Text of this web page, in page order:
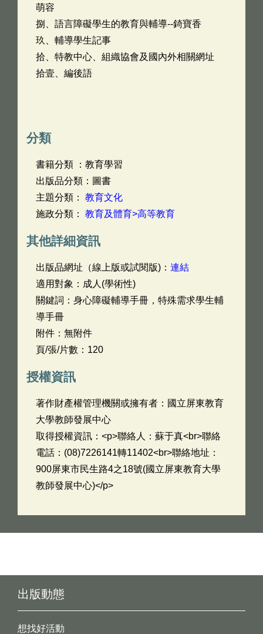
萌容
捌、語言障礙學生的教育與輔導--錡寶香
玖、輔導學生記事
拾、特教中心、組織協會及國內外相關網址
拾壹、編後語
分類
書籍分類 ：教育學習
出版品分類：圖書
主題分類： 教育文化
施政分類： 教育及體育>高等教育
其他詳細資訊
出版品網址（線上版或試閱版)： 連結
適用對象：成人(學術性)
關鍵詞：身心障礙輔導手冊，特殊需求學生輔
導手冊
附件：無附件
頁/張/片數：120
授權資訊
著作財產權管理機關或擁有者：國立屏東教育
大學教師發展中心
取得授權資訊：<p>聯絡人：蘇于真<br>聯絡
電話：(08)7226141轉11402<br>聯絡地址：
900屏東市民生路4之18號(國立屏東教育大學
教師發展中心)</p>
出版動態
想找好活動